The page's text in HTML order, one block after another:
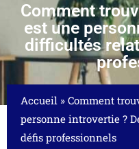
Comment
est une
difficultés
Accueil » Comment
personne introvertie ?
défis professionnels